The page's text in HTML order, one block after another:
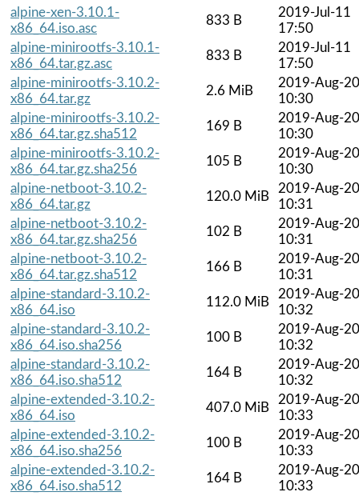
alpine-xen-3.10.1-
x86_64.iso.asc
833 B
2019-Jul-11
17:50
alpine-minirootfs-3.10.1-
x86_64.tar.gz.asc
833 B
2019-Jul-11
17:50
alpine-minirootfs-3.10.2-
x86_64.tar.gz
2.6 MiB
2019-Aug-20
10:30
alpine-minirootfs-3.10.2-
x86_64.tar.gz.sha512
169 B
2019-Aug-20
10:30
alpine-minirootfs-3.10.2-
x86_64.tar.gz.sha256
105 B
2019-Aug-20
10:30
alpine-netboot-3.10.2-
x86_64.tar.gz
120.0 MiB
2019-Aug-20
10:31
alpine-netboot-3.10.2-
x86_64.tar.gz.sha256
102 B
2019-Aug-20
10:31
alpine-netboot-3.10.2-
x86_64.tar.gz.sha512
166 B
2019-Aug-20
10:31
alpine-standard-3.10.2-
x86_64.iso
112.0 MiB
2019-Aug-20
10:32
alpine-standard-3.10.2-
x86_64.iso.sha256
100 B
2019-Aug-20
10:32
alpine-standard-3.10.2-
x86_64.iso.sha512
164 B
2019-Aug-20
10:32
alpine-extended-3.10.2-
x86_64.iso
407.0 MiB
2019-Aug-20
10:33
alpine-extended-3.10.2-
x86_64.iso.sha256
100 B
2019-Aug-20
10:33
alpine-extended-3.10.2-
x86_64.iso.sha512
164 B
2019-Aug-20
10:33